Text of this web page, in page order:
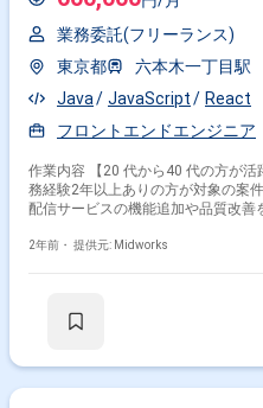
業務委託(フリーランス)
東京都
六本木一丁目駅
Java
JavaScript
React
フロントエンドエンジニア
作業内容 【20 代から40 代の方が
務経験2年以上ありの方が対象の案件です！ ■概要 国内最大
配信サービスの機能追加や品質改
使用したフロントエンド開発が中心
た自動化プロセスの管理 勤務開始時には、プロジェクトの一員として、コ
2年前・ 提供元: Midworks